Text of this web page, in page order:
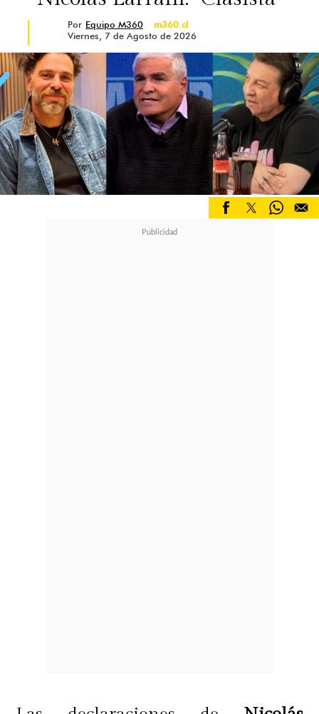
Por Equipo M360
m360.cl
Viernes, 7 de Agosto de 2026